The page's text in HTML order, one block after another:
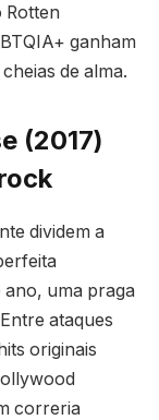
Rotten
ganham
de alma.
(2017)
dividem a
ano, uma praga
ataques
originais
correria